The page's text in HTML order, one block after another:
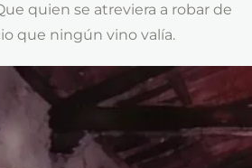
quien se atreviera a robar de
que ningún vino valía.